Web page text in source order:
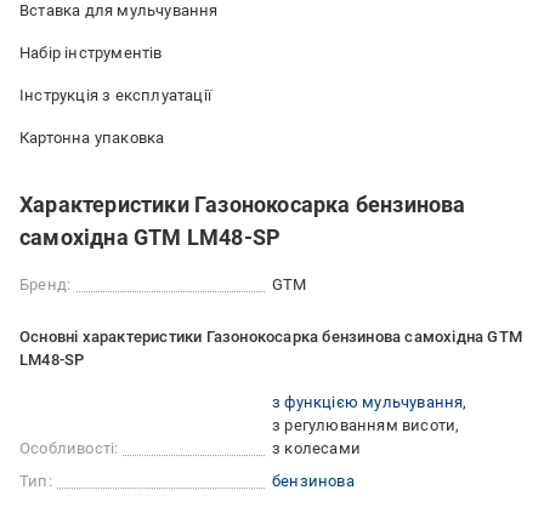
Вставка для мульчування
Набір інструментів
Інструкція з експлуатації
Картонна упаковка
Характеристики Газонокосарка бензинова
самохідна GTM LM48-SP
Бренд: GTM
Основні характеристики Газонокосарка бензинова самохідна GTM
LM48-SP
Особливості:
з функцією мульчування
з регулюванням висоти
з колесами
Тип:
бензинова